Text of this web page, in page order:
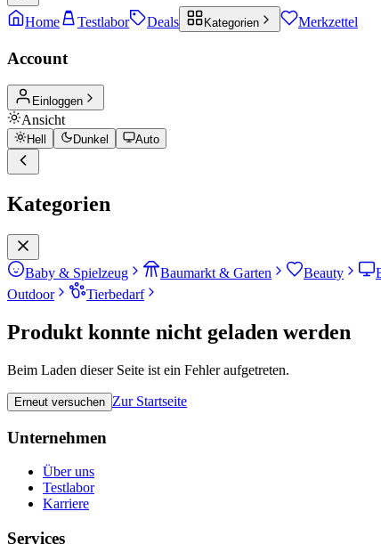
Home Testlabor Deals Kategorien Merkzettel
Account
Einloggen
Ansicht
Hell Dunkel Auto
Kategorien
Baby & Spielzeug Baumarkt & Garten Beauty
Outdoor
Tierbedarf
Produkt konnte nicht geladen werden
Beim Laden dieser Seite ist ein Fehler aufgetreten.
Erneut versuchen Zur Startseite
Unternehmen
Über uns
Testlabor
Karriere
Services